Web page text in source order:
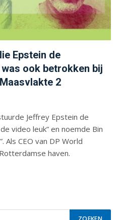
Epstein de
ook betrokken bij
2
Jeffrey Epstein de
video leuk” en noemde Bin
Als CEO van DP World
haven.